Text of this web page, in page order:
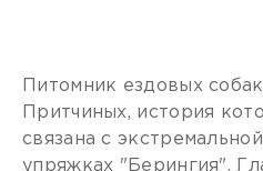
Питомник ездовых
Притчиных, история
связана с
упряжках "Берингия".